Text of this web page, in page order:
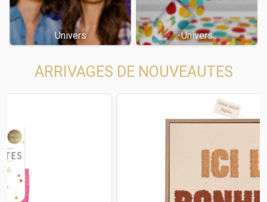
Univers Univers
ARRIVAGES DE NOUVEAUTES